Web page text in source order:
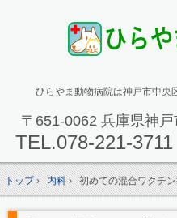
ひらやま動物病院は神戸市中央
〒651-0062 兵庫県神
TEL.078-221-
トップ› 内科› 初めての混合ワクチ